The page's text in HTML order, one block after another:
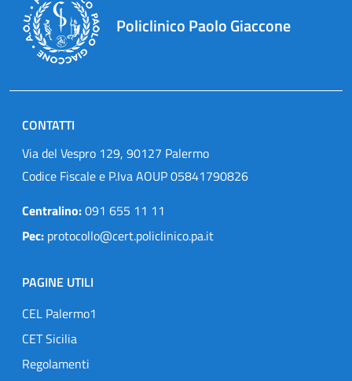
Policlinico Paolo Giaccone
CONTATTI
Via del Vespro 129, 90127 Palermo
Codice Fiscale e P.Iva AOUP 05841790826
Centralino:091 655 11 11
Pec: protocollo@cert.policlinico.pa.it
PAGINE UTILI
CEL Palermo1
CET Sicilia
Regolamenti